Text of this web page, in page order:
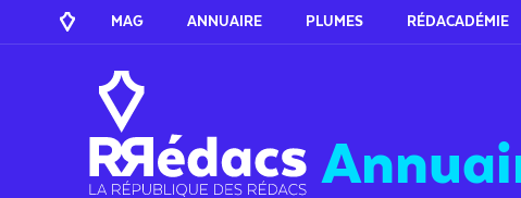
MAG ANNUAIRE PLUMES RÉDACADÉMIE